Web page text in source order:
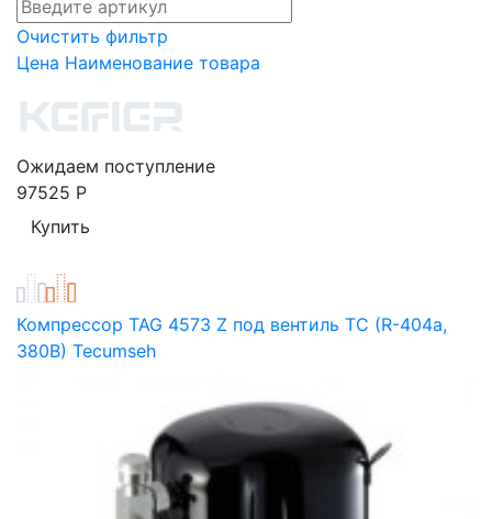
Очистить фильтр
Цена Наименование товара
Ожидаем поступление
97525 Р
Компрессор TAG 4573 Z под вентиль TC (R-404a,
380В) Tecumseh